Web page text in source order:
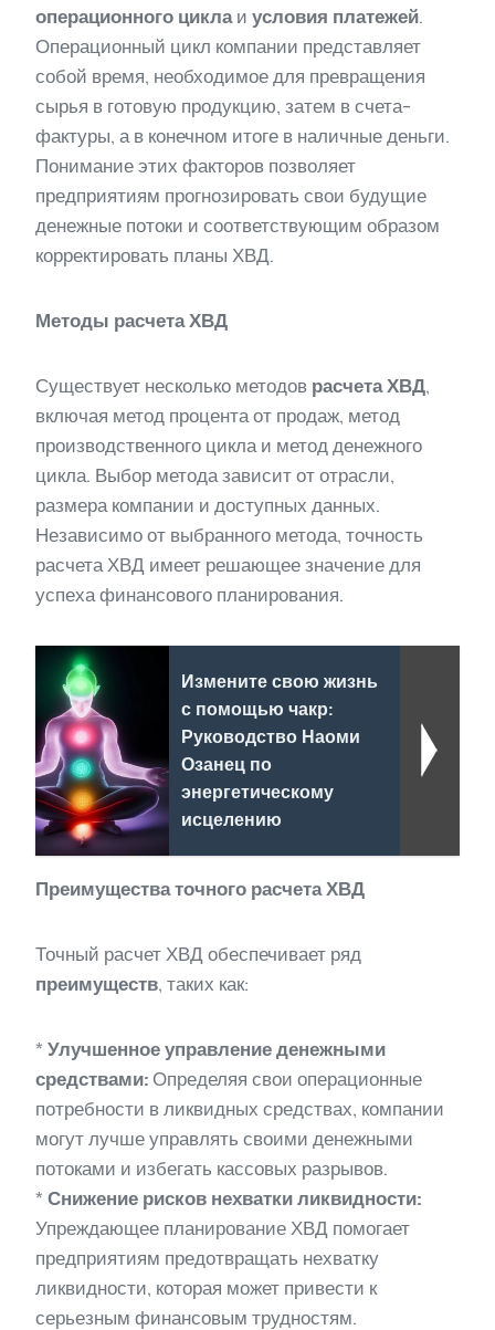
операционного циклаи условия платежей.
Операционный цикл компании представляет
собой время, необходимое для превращения
сырья в готовую продукцию, затем в счета-
фактуры, а в конечном итоге в наличные деньги.
Понимание этих факторов позволяет
предприятиям прогнозировать свои будущие
денежные потоки и соответствующим образом
корректировать планы ХВД.
Методы расчета ХВД
Существует несколько методов расчета ХВД,
включая метод процента от продаж, метод
производственного цикла и метод денежного
цикла. Выбор метода зависит от отрасли,
размера компании и доступных данных.
Независимо от выбранного метода, точность
расчета ХВД имеет решающее значение для
успеха финансового планирования.
Измените свою жизнь
с помощью чакр:
Руководство Наоми
Озанец по
энергетическому
исцелению
Преимущества точного расчета ХВД
Точный расчет ХВД обеспечивает ряд
преимуществ, таких как:
* Улучшенное управление денежными
средствами: Определяя свои операционные
потребности в ликвидных средствах, компании
могут лучше управлять своими денежными
потоками и избегать кассовых разрывов.
* Снижение рисков нехватки ликвидности:
Упреждающее планирование ХВД помогает
предприятиям предотвращать нехватку
ликвидности, которая может привести к
серьезным финансовым трудностям.